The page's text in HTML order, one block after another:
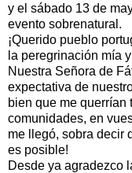
y el sábado 13 de
evento sobrenatural.
¡Querido pueblo
la peregrinación mía
Nuestra Señora de
expectativa de
bien que me querrían
comunidades, en
me llegó, sobra decir
es posible!
Desde ya agradezco